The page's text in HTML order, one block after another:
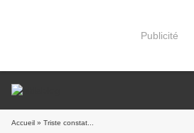
Publicité
Accueil » Triste constat...